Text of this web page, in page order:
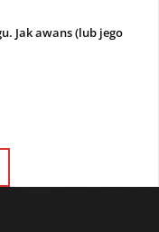
Jak awans (lub jego